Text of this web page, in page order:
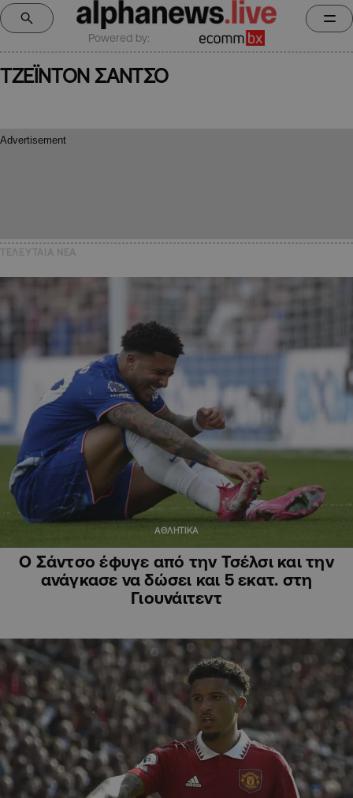
Powered by:
ΤΖΕΪΝΤΟΝ ΣΑΝΤΣΟ
ΑΘΛΗΤΙΚΑ
Ο Σάντσο έφυγε από την Τσέλσι και την
ανάγκασε να δώσει και 5 εκατ. στη
Γιουνάιτεντ